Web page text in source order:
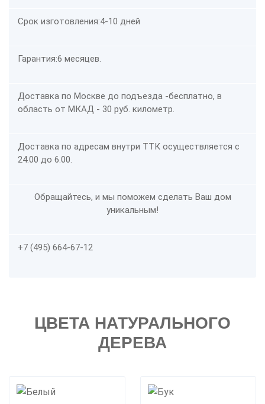
Срок изготовления:4-10 дней
Гарантия:6 месяцев.
Доставка по Москве до подъезда -бесплатно, в
область от МКАД - 30 руб. километр.
Доставка по адресам внутри ТТК осуществляется с
24.00 до 6.00.
Обращайтесь, и мы поможем сделать Ваш дом
уникальным!
+7 (495) 664-67-12
ЦВЕТА НАТУРАЛЬНОГО
ДЕРЕВА